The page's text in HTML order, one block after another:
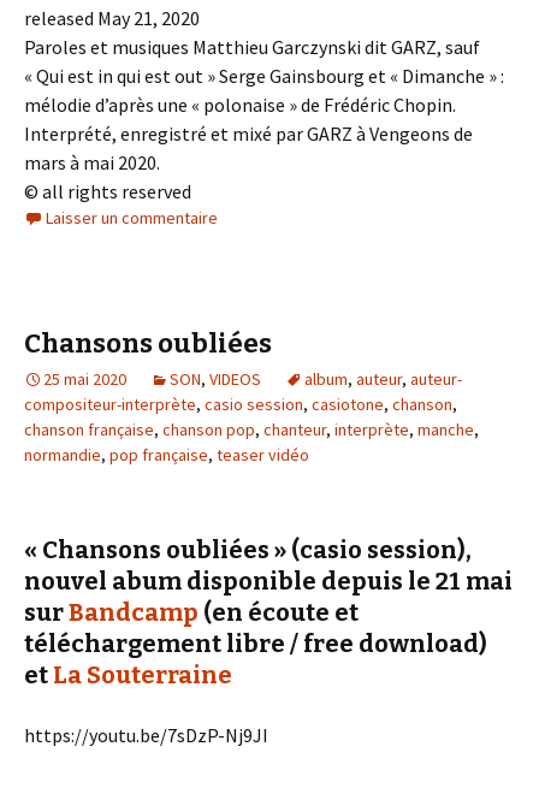
released May 21, 2020
Paroles et musiques Matthieu Garczynski dit GARZ, sauf
« Qui est in qui est out » Serge Gainsbourg et « Dimanche » :
mélodie d’après une « polonaise » de Frédéric Chopin.
Interprété, enregistré et mixé par GARZ à Vengeons de
mars à mai 2020.
© all rights reserved
Laisser un commentaire
Chansons oubliées
25 mai 2020 SON, VIDEOS album, auteur, auteur-
compositeur-interprète, casio session, casiotone, chanson,
chanson française, chanson pop, chanteur, interprète, manche,
normandie, pop française, teaser vidéo
« Chansons oubliées » (casio session),
nouvel abum disponible depuis le 21 mai
surBandcamp (en écoute et
téléchargement libre / free download)
et La Souterraine
https://youtu.be/7sDzP-Nj9JI